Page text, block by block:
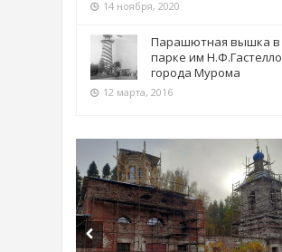
14 ноября, 2020
Парашютная вышка в
парке им Н.Ф.Гастелло
города Мурома
12 марта, 2016